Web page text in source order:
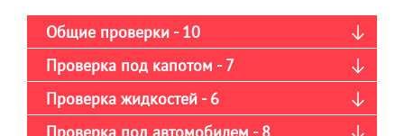
Общие проверки - 10
Проверка под капотом - 7
Проверка жидкостей - 6